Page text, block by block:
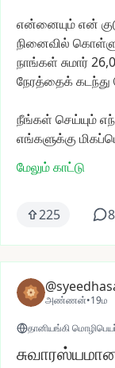
என்னையும்என்
நினைவில்
நாங்கள் சுமார்
நேரத்தைக்கடந்து
நீங்கள் செய்யும்
எங்களுக்கு
மேலும் காட்டு
225 8
அண்ணன்•19ம
தானியங்கி